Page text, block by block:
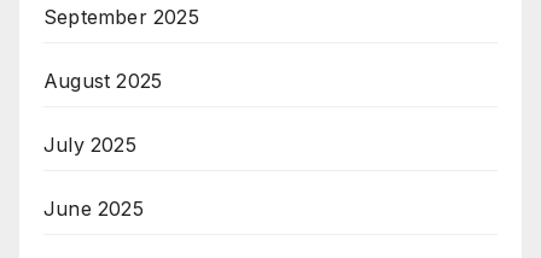
September 2025
August 2025
July 2025
June 2025